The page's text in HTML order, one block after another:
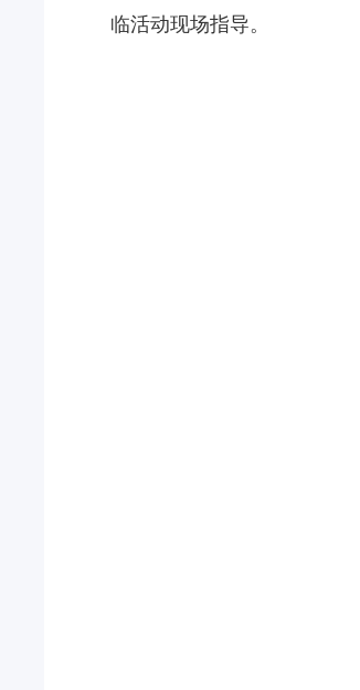
临活动现场指导。